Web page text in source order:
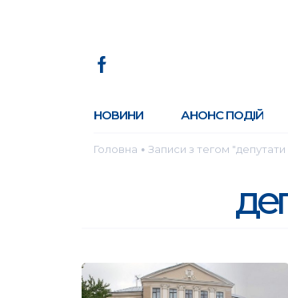
НОВИНИ АНОНС ПОДІЙ
Головна ● Записи з тегом